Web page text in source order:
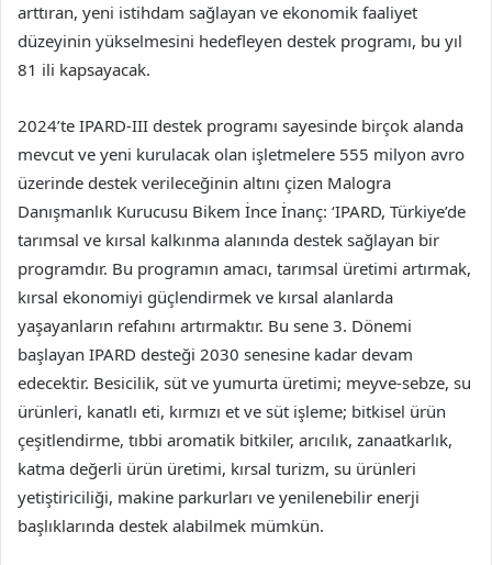
arttıran, yeni istihdam sağlayan ve ekonomik faaliyet
düzeyinin yükselmesini hedefleyen destek programı, bu yıl
81 ili kapsayacak.
2024’te IPARD-III destek programı sayesinde birçok alanda
mevcut ve yeni kurulacak olan işletmelere 555 milyon avro
üzerinde destek verileceğinin altını çizen Malogra
Danışmanlık Kurucusu Bikem İnce İnanç: ‘IPARD, Türkiye’de
tarımsal ve kırsal kalkınma alanında destek sağlayan bir
programdır. Bu programın amacı, tarımsal üretimi artırmak,
kırsal ekonomiyi güçlendirmek ve kırsal alanlarda
yaşayanların refahını artırmaktır. Bu sene 3. Dönemi
başlayan IPARD desteği 2030 senesine kadar devam
edecektir. Besicilik, süt ve yumurta üretimi; meyve-sebze, su
ürünleri, kanatlı eti, kırmızı et ve süt işleme; bitkisel ürün
çeşitlendirme, tıbbi aromatik bitkiler, arıcılık, zanaatkarlık,
katma değerli ürün üretimi, kırsal turizm, su ürünleri
yetiştiriciliği, makine parkurları ve yenilenebilir enerji
başlıklarında destek alabilmek mümkün.